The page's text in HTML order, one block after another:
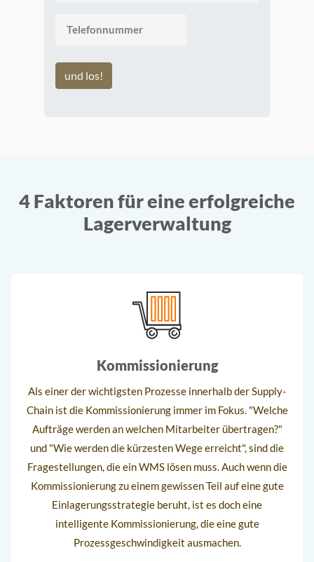
und los!
4 Faktoren für eine erfolgreiche
Lagerverwaltung
Kommissionierung
Als einer der wichtigsten Prozesse innerhalb der Supply-
Chain ist die Kommissionierung immer im Fokus. "Welche
Aufträge werden an welchen Mitarbeiter übertragen?"
und "Wie werden die kürzesten Wege erreicht", sind die
Fragestellungen, die ein WMS lösen muss. Auch wenn die
Kommissionierung zu einem gewissen Teil auf eine gute
Einlagerungsstrategie beruht, ist es doch eine
intelligente Kommissionierung, die eine gute
Prozessgeschwindigkeit ausmachen.